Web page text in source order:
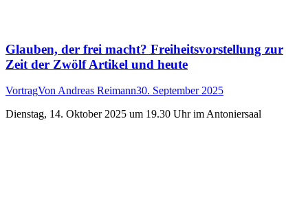
Glauben, der frei macht? Freiheitsvorstellung zur
Zeit der Zwölf Artikel und heute
VortragVonAndreas Reimann30. September 2025
Dienstag, 14. Oktober 2025 um 19.30 Uhr im Antoniersaal